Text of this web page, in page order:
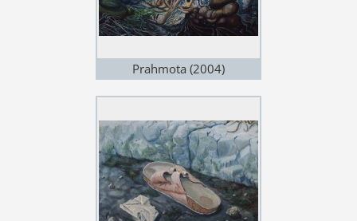
Prahmota (2004)